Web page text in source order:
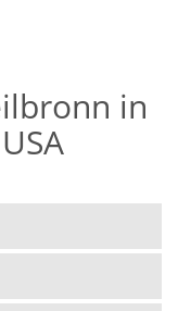
in